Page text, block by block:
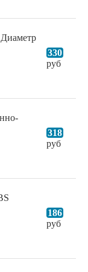
330
руб
318
руб
186
руб